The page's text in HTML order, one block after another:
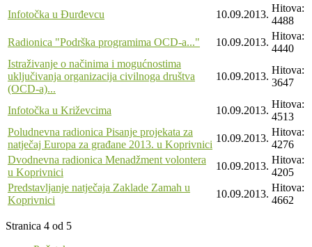
Infotočka u Đurđevcu
10.09.2013.
Hitova:
4488
Radionica "Podrška programima OCD-a..."
10.09.2013.
Hitova:
4440
Istraživanje o načinima i mogućnostima
uključivanja organizacija civilnoga društva
(OCD-a)...
10.09.2013.
Hitova:
3647
Infotočka u Križevcima 10.09.2013.
Hitova:
4513
Poludnevna radionica Pisanje projekata za
natječaj Europa za građane 2013. u Koprivnici
10.09.2013.
Hitova:
4276
Dvodnevna radionica Menadžment volontera
u Koprivnici
10.09.2013.
Hitova:
4205
Predstavljanje natječaja Zaklade Zamah u
Koprivnici
10.09.2013.
Hitova:
4662
Stranica 4 od 5